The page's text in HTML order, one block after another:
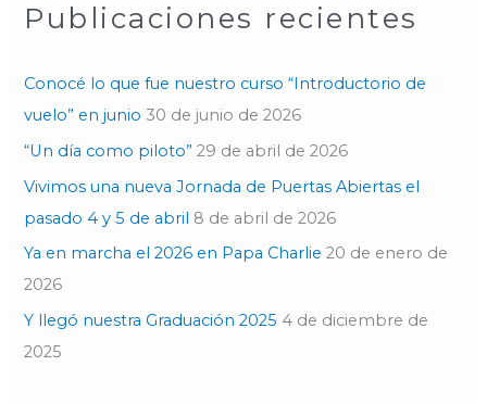
a
p
o
r
Publicaciones recientes
Conocé lo que fue nuestro curso “Introductorio de
vuelo” en junio 30 de junio de 2026
“Un día como piloto” 29 de abril de 2026
Vivimos una nueva Jornada de Puertas Abiertas el
pasado 4 y 5 de abril 8 de abril de 2026
Ya en marcha el 2026 en Papa Charlie 20 de enero de
2026
Y llegó nuestra Graduación 2025 4 de diciembre de
2025